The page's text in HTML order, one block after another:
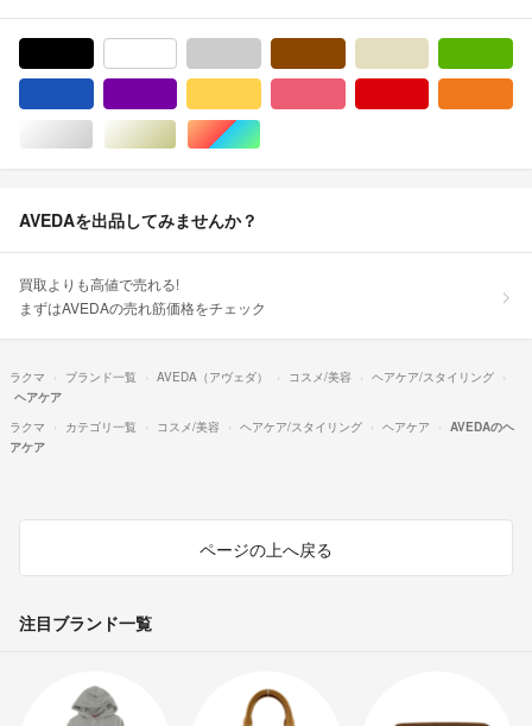
シルバー/銀色系ゴールド/金色系マルチカラー
AVEDAを出品してみませんか？
買取よりも高値で売れる!
まずはAVEDAの売れ筋価格をチェック
ラクマ ブランド一覧 AVEDA（アヴェダ） コスメ/美容
ヘアケア/スタイリング
ヘアケア
ラクマ
カテゴリ一覧 コスメ/美容 ヘアケア/スタイリング ヘアケア
AVEDAのヘ
アケア
ページの上へ戻る
注目ブランド一覧